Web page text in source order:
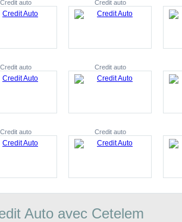
Credit auto Credit auto
Credit auto Credit auto
Credit auto Credit auto
Auto avec Cetelem